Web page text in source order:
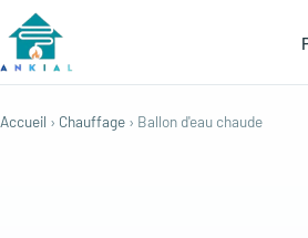
Accueil › Chauffage › Ballon d'eau chaude